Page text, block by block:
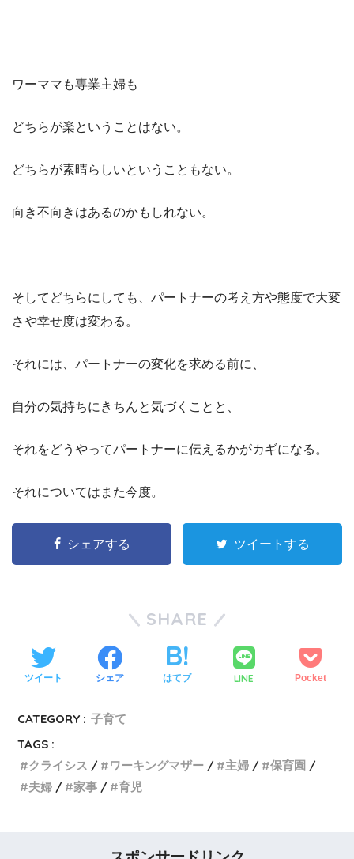
ワーママも専業主婦も
どちらが楽ということはない。
どちらが素晴らしいということもない。
向き不向きはあるのかもしれない。
そしてどちらにしても、パートナーの考え方や態度で大変
さや幸せ度は変わる。
それには、パートナーの変化を求める前に、
自分の気持ちにきちんと気づくことと、
それをどうやってパートナーに伝えるかがカギになる。
それについてはまた今度。
シェアする ツイートする
SHARE
ツイート シェア はてブ LINE Pocket
CATEGORY : 子育て
TAGS :
クライシス
ワーキングマザー 主婦
保育園
夫婦
家事 育児